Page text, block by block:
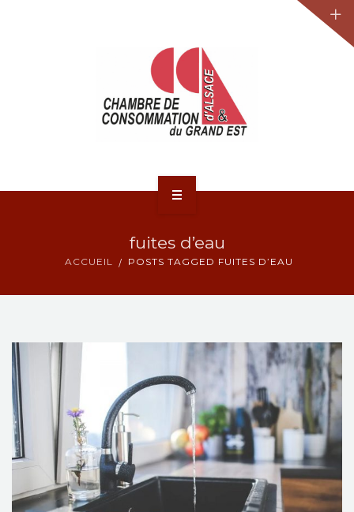
NOS ACTIONS
CONTACT
fuites d’eau
ACCUEIL POSTS TAGGED FUITES D’EAU